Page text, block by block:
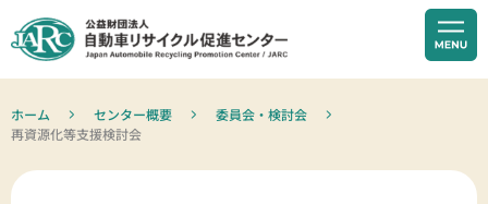
ホーム センター概要
委員会・検討会
再資源化等支援検討会